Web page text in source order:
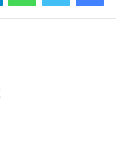
الذي أكد على أن